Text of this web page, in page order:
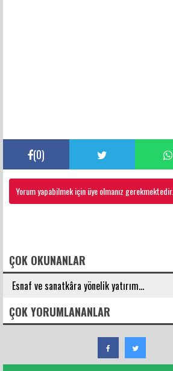
(0)
Yorum yapabilmek için üye olmanız gerekmektedir.
ÇOK OKUNANLAR
Esnaf ve sanatkâra yönelik yatırım...
ÇOK YORUMLANANLAR